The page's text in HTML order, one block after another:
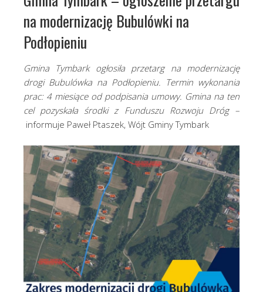
na modernizację Bubulówki na
Podłopieniu
Gmina Tymbark ogłosiła przetarg na modernizację
drogi Bubulówka na Podłopieniu. Termin wykonania
prac: 4 miesiące od podpisania umowy. Gmina na ten
cel pozyskała środki z Funduszu Rozwoju Dróg –
informuje Paweł Ptaszek, Wójt Gminy Tymbark